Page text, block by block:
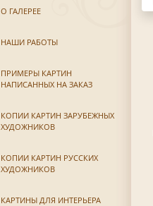
О ГАЛЕРЕЕ
НАШИ РАБОТЫ
ПРИМЕРЫ КАРТИН
НАПИСАННЫХ НА ЗАКАЗ
КОПИИ КАРТИН ЗАРУБЕЖНЫХ
ХУДОЖНИКОВ
КОПИИ КАРТИН РУССКИХ
ХУДОЖНИКОВ
КАРТИНЫ ДЛЯ ИНТЕРЬЕРА